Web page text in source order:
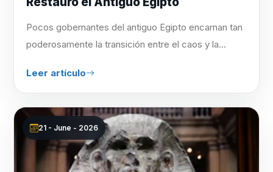
Pocos gobernantes del antiguo Egipto encarnan tan
poderosamente la transición entre el caos y la...
Leer artículo
21 - June - 2026